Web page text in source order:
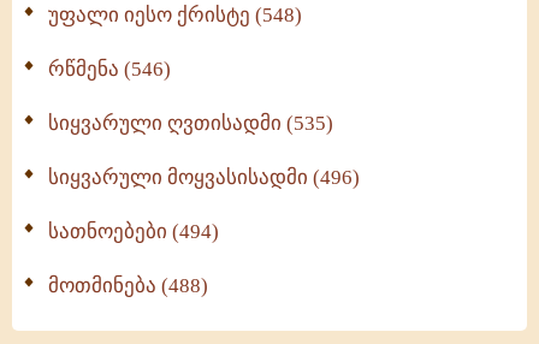
უფალი იესო ქრისტე (548)
რწმენა (546)
სიყვარული ღვთისადმი (535)
სიყვარული მოყვასისადმი (496)
სათნოებები (494)
მოთმინება (488)